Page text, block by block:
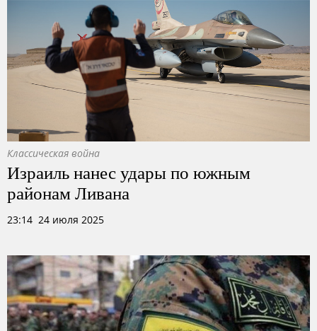
Классическая война
Израиль нанес удары по южным
районам Ливана
23:14 24 июля 2025